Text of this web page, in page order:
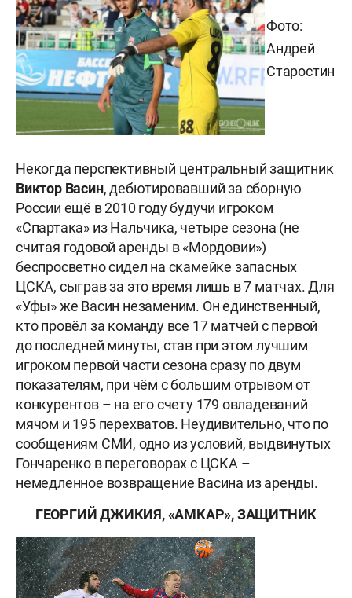
Фото:
Андрей
Старостин
Некогда перспективный центральный защитник
Виктор Васин, дебютировавший за сборную
России ещё в 2010 году будучи игроком
«Спартака» из Нальчика, четыре сезона (не
считая годовой аренды в «Мордовии»)
беспросветно сидел на скамейке запасных
ЦСКА, сыграв за это время лишь в 7 матчах. Для
«Уфы» же Васин незаменим. Он единственный,
кто провёл за команду все 17 матчей с первой
до последней минуты, став при этом лучшим
игроком первой части сезона сразу по двум
показателям, при чём с большим отрывом от
конкурентов – на его счету 179 овладеваний
мячом и 195 перехватов. Неудивительно, что по
сообщениям СМИ, одно из условий, выдвинутых
Гончаренко в переговорах с ЦСКА –
немедленное возвращение Васина из аренды.
ГЕОРГИЙ ДЖИКИЯ, «АМКАР», ЗАЩИТНИК